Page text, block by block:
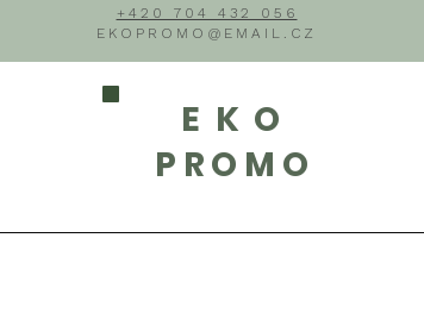
+420 704 432 056
EKOPROMO@EMAIL.CZ
EKO
PROMO